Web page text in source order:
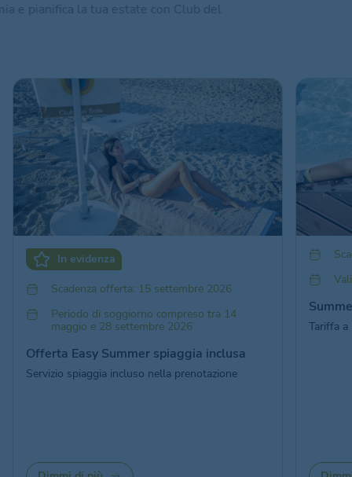
e pianifica la tua estate con Club del
In evidenza
Scadenza offerta: 15 settembre 2026
Periodo di soggiorno compreso tra 14
maggio e 28 settembre 2026
Offerta Easy Summer spiaggia inclusa
Servizio spiaggia incluso nella prenotazione
Tariffa a